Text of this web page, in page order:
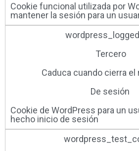
Cookie funcional utilizada por
mantener la sesión para un
Tercero
Caduca cuando cierra el
De sesión ​
Cookie de WordPress para un
hecho inicio de sesión